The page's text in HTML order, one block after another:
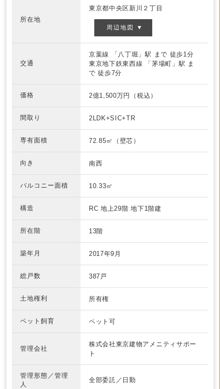
所在地
東京都中央区新川２丁目
周辺地図 ▼
交通
京葉線 「八丁堀」駅 まで 徒歩1分
東京地下鉄東西線
「茅場町」駅 ま
で 徒歩7分
価格 2億1,500万円（税込）
間取り 2LDK+SIC+TR
専有面積 72.85㎡（壁芯）
向き 南西
バルコニー面積 10.33㎡
構造 RC 地上29階 地下1階建
所在階 13階
築年月 2017年9月
総戸数 387戸
土地権利 所有権
ペット飼育 ペット可
管理会社
株式会社東京建物アメニティサポー
ト
管理形態／管理
人
全部委託／日勤